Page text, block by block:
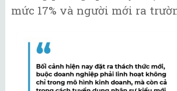
mức 17% và người mới ra